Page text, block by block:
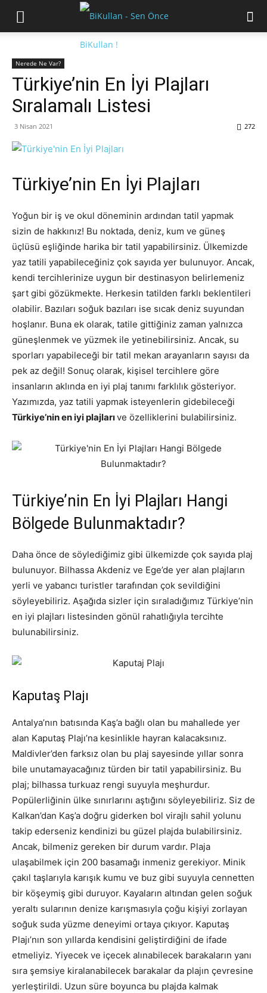
Nerede Ne Var?
Türkiye’nin En İyi Plajları
Sıralamalı Listesi
3 Nisan 2021 272
Türkiye’nin En İyi Plajları
Yoğun bir iş ve okul döneminin ardından tatil yapmak
sizin de hakkınız! Bu noktada, deniz, kum ve güneş
üçlüsü eşliğinde harika bir tatil yapabilirsiniz. Ülkemizde
yaz tatili yapabileceğiniz çok sayıda yer bulunuyor. Ancak,
kendi tercihlerinize uygun bir destinasyon belirlemeniz
şart gibi gözükmekte. Herkesin tatilden farklı beklentileri
olabilir. Bazıları soğuk bazıları ise sıcak deniz suyundan
hoşlanır. Buna ek olarak, tatile gittiğiniz zaman yalnızca
güneşlenmek ve yüzmek ile yetinebilirsiniz. Ancak, su
sporları yapabileceği bir tatil mekan arayanların sayısı da
pek az değil! Sonuç olarak, kişisel tercihlere göre
insanların aklında en iyi plaj tanımı farklılık gösteriyor.
Yazımızda, yaz tatili yapmak isteyenlerin gidebileceği
Türkiye’nin en iyi plajlarıve özelliklerini bulabilirsiniz.
Türkiye’nin En İyi Plajları Hangi
Bölgede Bulunmaktadır?
Daha önce de söylediğimiz gibi ülkemizde çok sayıda plaj
bulunuyor. Bilhassa Akdeniz ve Ege’de yer alan plajların
yerli ve yabancı turistler tarafından çok sevildiğini
söyleyebiliriz. Aşağıda sizler için sıraladığımız Türkiye’nin
en iyi plajları listesinden gönül rahatlığıyla tercihte
bulunabilirsiniz.
Kaputaş Plajı
Antalya’nın batısında Kaş’a bağlı olan bu mahallede yer
alan Kaputaş Plajı’na kesinlikle hayran kalacaksınız.
Maldivler’den farksız olan bu plaj sayesinde yıllar sonra
bile unutamayacağınız türden bir tatil yapabilirsiniz. Bu
plaj; bilhassa turkuaz rengi suyuyla meşhurdur.
Popülerliğinin ülke sınırlarını aştığını söyleyebiliriz. Siz de
Kalkan’dan Kaş’a doğru giderken bol virajlı sahil yolunu
takip ederseniz kendinizi bu güzel plajda bulabilirsiniz.
Ancak, bilmeniz gereken bir durum vardır. Plaja
ulaşabilmek için 200 basamağı inmeniz gerekiyor. Minik
çakıl taşlarıyla karışık kumu ve buz gibi suyuyla cennetten
bir köşeymiş gibi duruyor. Kayaların altından gelen soğuk
yeraltı sularının denize karışmasıyla çoğu kişiyi zorlayan
soğuk suda yüzme deneyimi ortaya çıkıyor. Kaputaş
Plajı’nın son yıllarda kendisini geliştirdiğini de ifade
etmeliyiz. Yiyecek ve içecek alınabilecek barakaların yanı
sıra şemsiye kiralanabilecek barakalar da plajın çevresine
yerleştirildi. Uzun süre boyunca bu plajda kalmak